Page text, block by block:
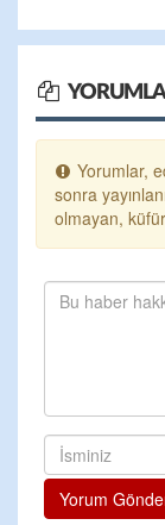
Yorumlar,
sonra
olmayan,
Yorum